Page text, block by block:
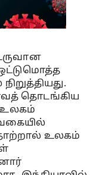
தொடங்கிய
வகையில்
உலகம்